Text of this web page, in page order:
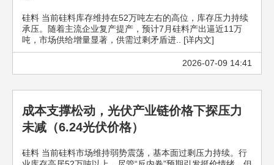
硅料 当前硅料库存维持在52万吨左右的高位，库存压力持续
承压。随着主流企业复产提产，预计7月硅料产出逼近11万
吨，市场供给增量显著，供需过剩矛盾进.. [详内文]
2026-07-09 14:41
成本支撑松动，光伏产业链价格下探压力
未减（6.24光伏价格）
硅料 当前硅料市场维持弱势震荡，基本面过剩压力持续。行